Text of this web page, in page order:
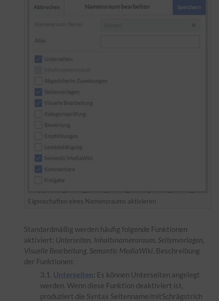
Eigenschaften eines Namensraums aktivieren
Standardmäßig werden häufig folgende Funktionen
aktiviert: Unterseiten, Inhaltsnamensraum, Seitenvorlagen,
Visuelle Bearbeitung, Semantic MediaWiki. Beschreibung
der Funktionen:
Unterseiten: Es können Unterseiten angelegt
werden. Wenn diese Funktion deaktiviert ist,
produziert die Syntax Seitenname/mitSchrägstrich